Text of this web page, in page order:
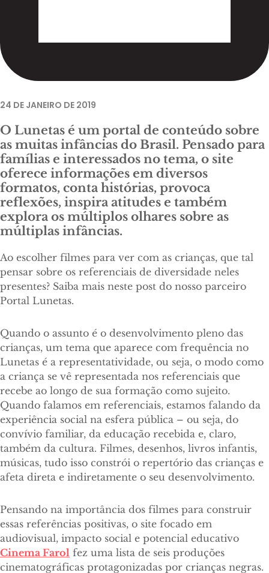
24 DE JANEIRO DE 2019
O Lunetas é um portal de conteúdo sobre
as muitas infâncias do Brasil. Pensado para
famílias e interessados no tema, o site
oferece informações em diversos
formatos, conta histórias, provoca
reflexões, inspira atitudes e também
explora os múltiplos olhares sobre as
múltiplas infâncias.
Ao escolher filmes para ver com as crianças, que tal
pensar sobre os referenciais de diversidade neles
presentes? Saiba mais neste post do nosso parceiro
Portal Lunetas.
Quando o assunto é o desenvolvimento pleno das
crianças, um tema que aparece com frequência no
Lunetas é a representatividade, ou seja, o modo como
a criança se vê representada nos referenciais que
recebe ao longo de sua formação como sujeito.
Quando falamos em referenciais, estamos falando da
experiência social na esfera pública – ou seja, do
convívio familiar, da educação recebida e, claro,
também da cultura. Filmes, desenhos, livros infantis,
músicas, tudo isso constrói o repertório das crianças e
afeta direta e indiretamente o seu desenvolvimento.
Pensando na importância dos filmes para construir
essas referências positivas, o site focado em
audiovisual, impacto social e potencial educativo
Cinema Farol fez uma lista de seis produções
cinematográficas protagonizadas por crianças negras.